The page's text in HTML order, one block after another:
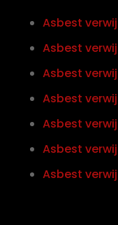
Asbest
Asbest
Asbest
Asbest
Asbest
Asbest
Asbest